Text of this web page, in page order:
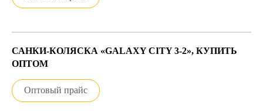
САНКИ-КОЛЯСКА «GALAXY CITY 3-2», КУПИТЬ
ОПТОМ
Оптовый прайс